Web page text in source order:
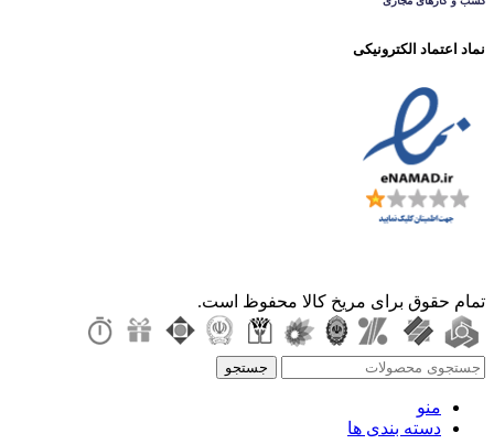
نماد اعتماد الکترونیکی
تمام حقوق برای مریخ کالا محفوظ است.
جستجو
منو
دسته بندی ها